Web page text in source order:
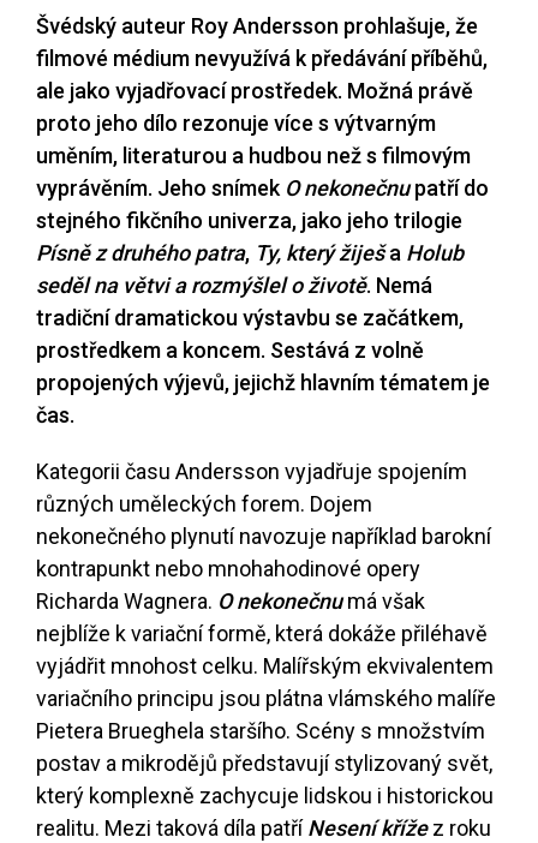
Švédský auteur Roy Andersson prohlašuje, že
filmové médium nevyužívá k předávání příběhů,
ale jako vyjadřovací prostředek. Možná právě
proto jeho dílo rezonuje více s výtvarným
uměním, literaturou a hudbou než s filmovým
vyprávěním. Jeho snímek O nekonečnupatří do
stejného fikčního univerza, jako jeho trilogie
Písně z druhého patra, Ty, který žiješa Holub
seděl na větvi a rozmýšlel o životě. Nemá
tradiční dramatickou výstavbu se začátkem,
prostředkem a koncem. Sestává z volně
propojených výjevů, jejichž hlavním tématem je
čas.
Kategorii času Andersson vyjadřuje spojením
různých uměleckých forem. Dojem
nekonečného plynutí navozuje například barokní
kontrapunkt nebo mnohahodinové opery
Richarda Wagnera. O nekonečnumá však
nejblíže k variační formě, která dokáže přiléhavě
vyjádřit mnohost celku. Malířským ekvivalentem
variačního principu jsou plátna vlámského malíře
Pietera Brueghela staršího. Scény s množstvím
postav a mikrodějů představují stylizovaný svět,
který komplexně zachycuje lidskou i historickou
realitu. Mezi taková díla patříNesení křížez roku